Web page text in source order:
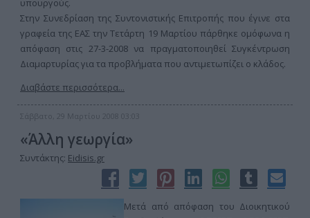
υπουργούς.
Στην Συνεδρίαση της Συντονιστικής Επιτροπής που έγινε στα
γραφεία της ΕΑΣ την Τετάρτη 19 Μαρτίου πάρθηκε ομόφωνα η
απόφαση στις 27-3-2008 να πραγματοποιηθεί Συγκέντρωση
Διαμαρτυρίας για τα προβλήματα που αντιμετωπίζει ο κλάδος.
Διαβάστε περισσότερα...
Σάββατο, 29 Μαρτίου 2008 03:03
«Άλλη γεωργία»
Συντάκτης: Eidisis.gr
Μετά από απόφαση του Διοικητικού